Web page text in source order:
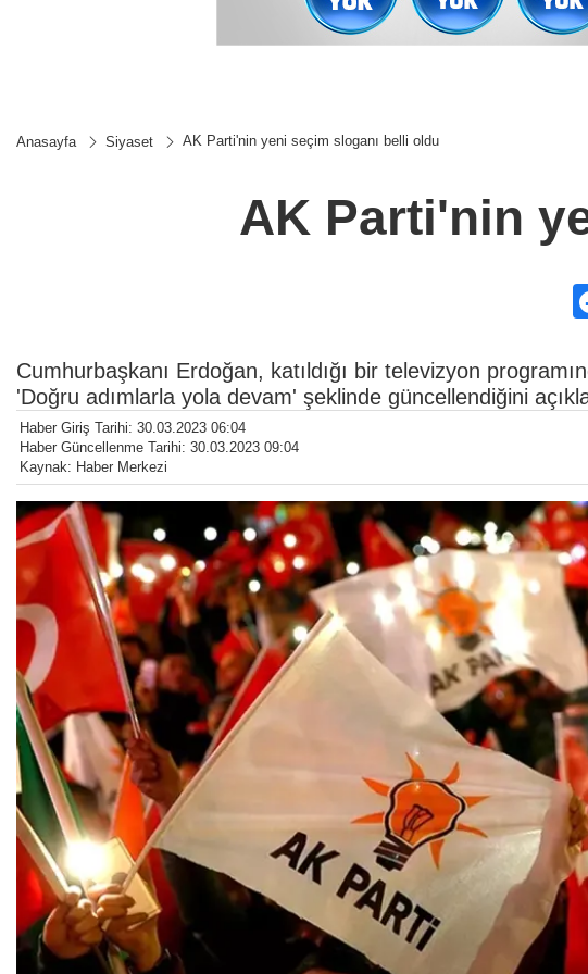
Anasayfa Siyaset AK Parti'nin yeni seçim sloganı belli oldu
AK Parti'nin
Cumhurbaşkanı Erdoğan, katıldığı bir televizyon
'Doğru adımlarla yola devam' şeklinde güncellendiğini
Haber Giriş Tarihi: 30.03.2023 06:04
Haber Güncellenme Tarihi: 30.03.2023 09:04
Kaynak: Haber Merkezi